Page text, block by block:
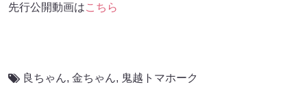
先行公開動画はこちら
良ちゃん, 金ちゃん, 鬼越トマホーク